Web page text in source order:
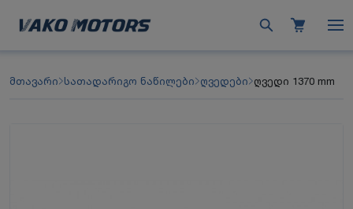
მთავარი სათადარიგო ნაწილები ღვედები ღვედი 1370 mm